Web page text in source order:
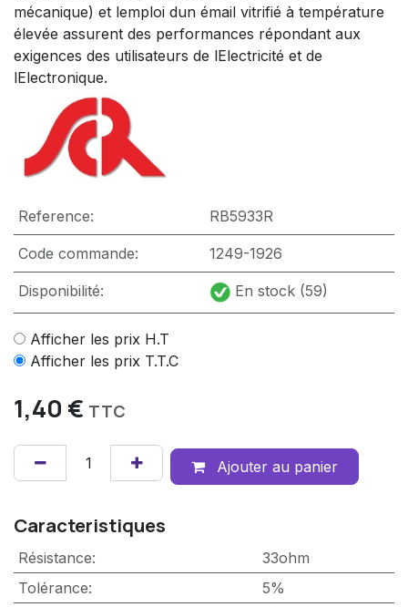
mécanique) et lemploi dun émail vitrifié à température
élevée assurent des performances répondant aux
exigences des utilisateurs de lElectricité et de
lElectronique.
Reference: RB5933R
Code commande: 1249-1926
Disponibilité: En stock (59)
Afficher les prix H.T
Afficher les prix T.T.C
1,40 € TTC
Ajouter au panier
Caracteristiques
Résistance:
33ohm
Tolérance:
5%